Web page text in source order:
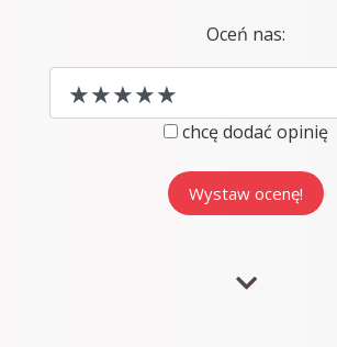
Oceń nas:
chcę dodać opinię